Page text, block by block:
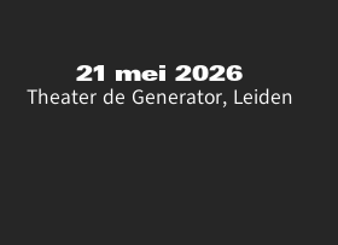
21 mei 2026
Theater de Generator, Leiden